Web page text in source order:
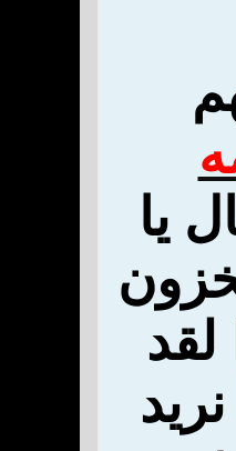
يا
لقد